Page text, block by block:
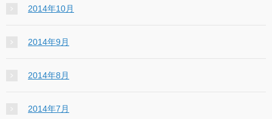
2014年10月
2014年9月
2014年8月
2014年7月